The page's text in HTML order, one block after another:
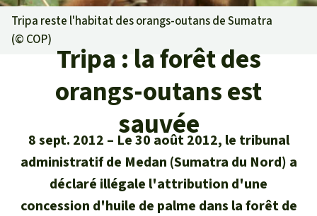
Informations
Pour approfondir
Succès
Lettre d'information
Thématiques
Climat et forêt tropicale
La biodiversité
L'huile de palme
Asso ciation
Sauvons la forêt
Qui sommes-nous ?
Nous contacter
Transparence
Recherche
Français
Deutsch
Fonds d'urgence
Certificats de don
Questions & réponses
Don pour un thème
Protection des animaux
Protection des forêts tropicales
Don pour une région
Asie du Sud-Est
Tripa reste l'habitat des orangs-outans de Sumatra
(© COP)
Tripa : la forêt des
orangs-outans est
sauvée
8 sept. 2012
Le 30 août 2012, le tribunal
administratif de Medan (Sumatra du Nord) a
déclaré illégale l'attribution d'une
concession d'huile de palme dans la forêt de